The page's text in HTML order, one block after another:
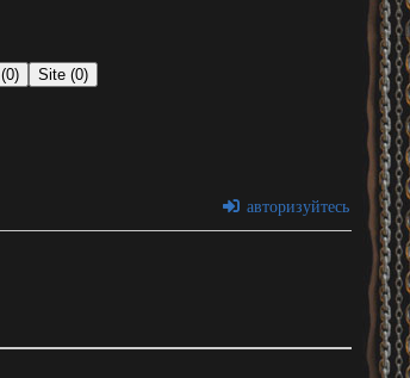
Site (0)
авторизуйтесь